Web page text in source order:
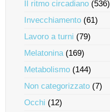
Il ritmo circadiano (536)
Invecchiamento (61)
Lavoro a turni (79)
Melatonina(169)
Metabolismo (144)
Non categorizzato (7)
Occhi (12)